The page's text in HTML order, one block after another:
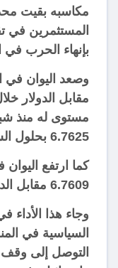
مكاسبه بقيت
المستثمرين في
بإنهاء الحرب
مقابل الدولار
6.7625 بحلول الساعة 03:15 بتوقيت غرينتش.
كما ارتفع
6.7609 مقابل الدولار.
وجاء هذا الأداء
السياسية في
التوصل إلى